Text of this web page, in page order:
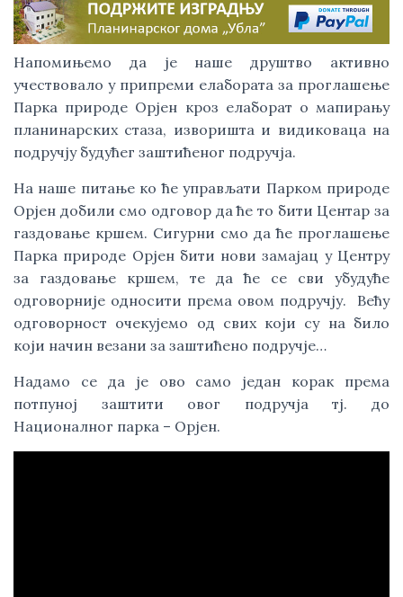
Напомињемо да је наше друштво активно
учествовало у припреми елабората за проглашење
Парка природе Орјен кроз елаборат о мапирању
планинарских стаза, изворишта и видиковаца на
подручју будућег заштићеног подручја.
На наше питање ко ће управљати Парком природе
Орјен добили смо одговор да ће то бити Центар за
газдовање кршем. Сигурни смо да ће проглашење
Парка природе Орјен бити нови замајац у Центру
за газдовање кршем, те да ће се сви убудуће
одговорније односити према овом подручју.  Већу
одговорност очекујемо од свих који су на било
који начин везани за заштићено подручје…
Надамо се да је ово само један корак према
потпуној заштити овог подручја тј. до
Националног парка – Орјен.